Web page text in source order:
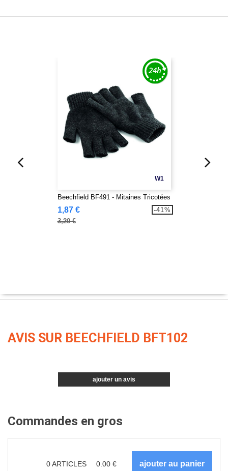
W1
Beechfield BF491 - Mitaines Tricotées
1,87 €
3,20 €
-41%
AVIS SUR BEECHFIELD BFT102
ajouter un avis
Commandes en gros
0ARTICLES 0.00 €